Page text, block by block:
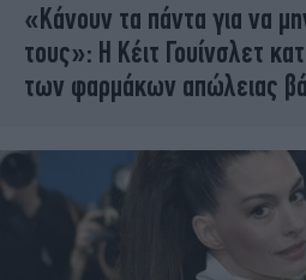
«Κάνουν τα πάντα για να
τους»: Η Κέιτ Γουίνσλετ
των φαρμάκων απώλειας